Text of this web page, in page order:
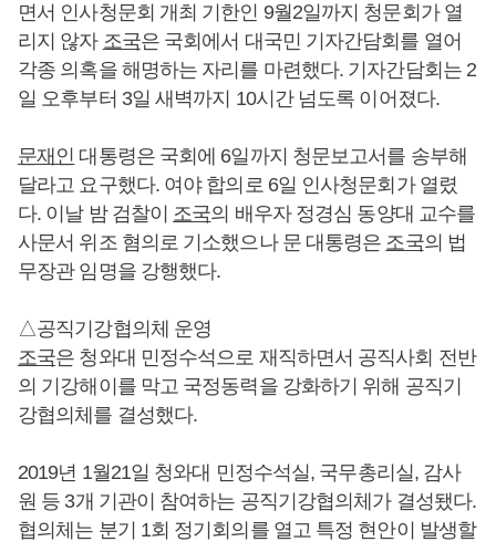
면서 인사청문회 개최 기한인 9월2일까지 청문회가 열
리지 않자 조국은 국회에서 대국민 기자간담회를 열어
각종 의혹을 해명하는 자리를 마련했다. 기자간담회는 2
일 오후부터 3일 새벽까지 10시간 넘도록 이어졌다.
문재인 대통령은 국회에 6일까지 청문보고서를 송부해
달라고 요구했다. 여야 합의로 6일 인사청문회가 열렸
다. 이날 밤 검찰이 조국의 배우자 정경심 동양대 교수를
사문서 위조 혐의로 기소했으나 문 대통령은 조국의 법
무장관 임명을 강행했다.
△공직기강협의체 운영
조국은 청와대 민정수석으로 재직하면서 공직사회 전반
의 기강해이를 막고 국정동력을 강화하기 위해 공직기
강협의체를 결성했다.
2019년 1월21일 청와대 민정수석실, 국무총리실, 감사
원 등 3개 기관이 참여하는 공직기강협의체가 결성됐다.
협의체는 분기 1회 정기회의를 열고 특정 현안이 발생할